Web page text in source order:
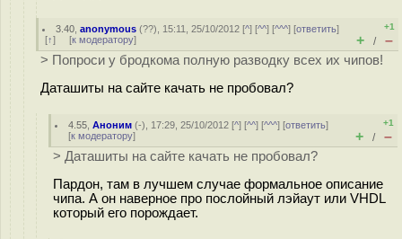
3.40 ,anonymous (??), 15:11, 25/10/2012 [^] [^^] [^^^] [ответить]
[↑] [к модератору]
+1
+ / –
> Попроси у бродкома полную разводку всех их чипов!
Даташиты на сайте качать не пробовал?
4.55 ,Аноним (-), 17:29, 25/10/2012 [^] [^^] [^^^] [ответить]
[к модератору]
+1
+ / –
> Даташиты на сайте качать не пробовал?
Пардон, там в лучшем случае формальное описание
чипа. А он наверное про послойный лэйаут или VHDL
который его порождает.